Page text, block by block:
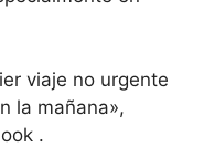
viaje no urgente
la mañana»,
.